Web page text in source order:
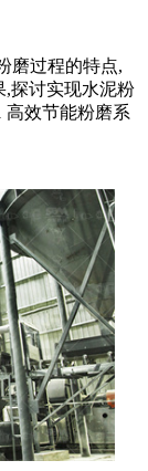
磨过程的特点,
,探讨实现水泥粉
高效节能粉磨系